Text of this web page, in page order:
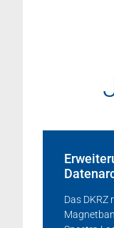
Das DKRZ